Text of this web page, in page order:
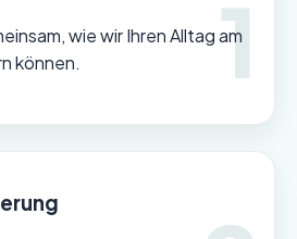
wie wir Ihren Alltag am
können.